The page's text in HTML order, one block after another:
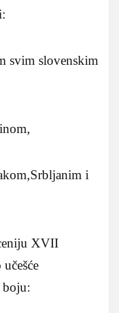
svim slovenskim
i
XVII
boju: